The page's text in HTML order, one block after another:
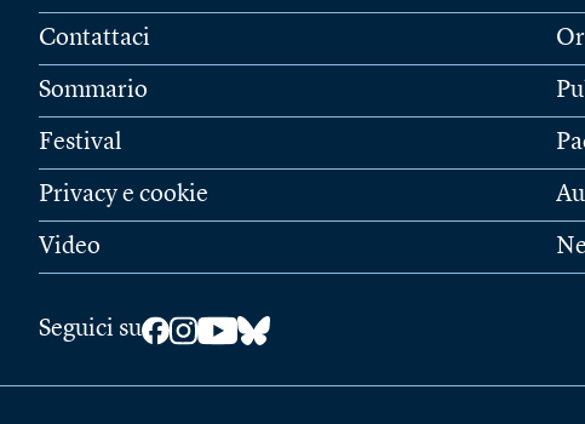
Contattaci
Sommario
Festival
Privacy e cookie
Video
Seguici su